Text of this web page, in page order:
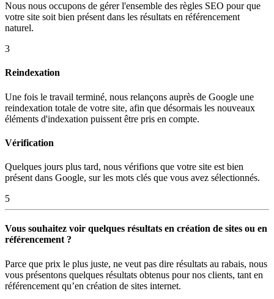
Nous nous occupons de gérer l'ensemble des règles SEO pour que
votre site soit bien présent dans les résultats en référencement
naturel.
3
Reindexation
Une fois le travail terminé, nous relançons auprès de Google une
reindexation totale de votre site, afin que désormais les nouveaux
éléments d'indexation puissent être pris en compte.
Vérification
Quelques jours plus tard, nous vérifions que votre site est bien
présent dans Google, sur les mots clés que vous avez sélectionnés.
5
Vous souhaitez voir quelques résultats en création de sites ou en
référencement ?
Parce que prix le plus juste, ne veut pas dire résultats au rabais, nous
vous présentons quelques résultats obtenus pour nos clients, tant en
référencement qu’en création de sites internet.